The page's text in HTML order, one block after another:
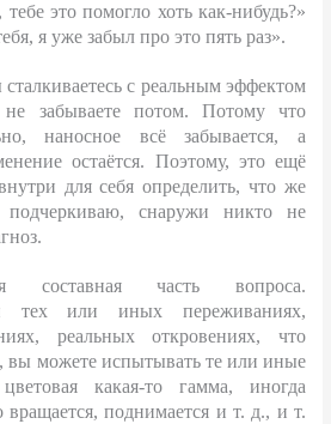
это помогло хоть как-нибудь?»
я уже забыл про это пять раз».
с реальным эффектом
забываете потом. Потому что
наносное всё забывается, а
остаётся. Поэтому, это ещё
для себя определить, что же
снаружи никто не
составная часть вопроса.
тех или иных переживаниях,
реальных откровениях, что
вы можете испытывать те или иные
какая-то гамма, иногда
поднимается и т. д., и т.